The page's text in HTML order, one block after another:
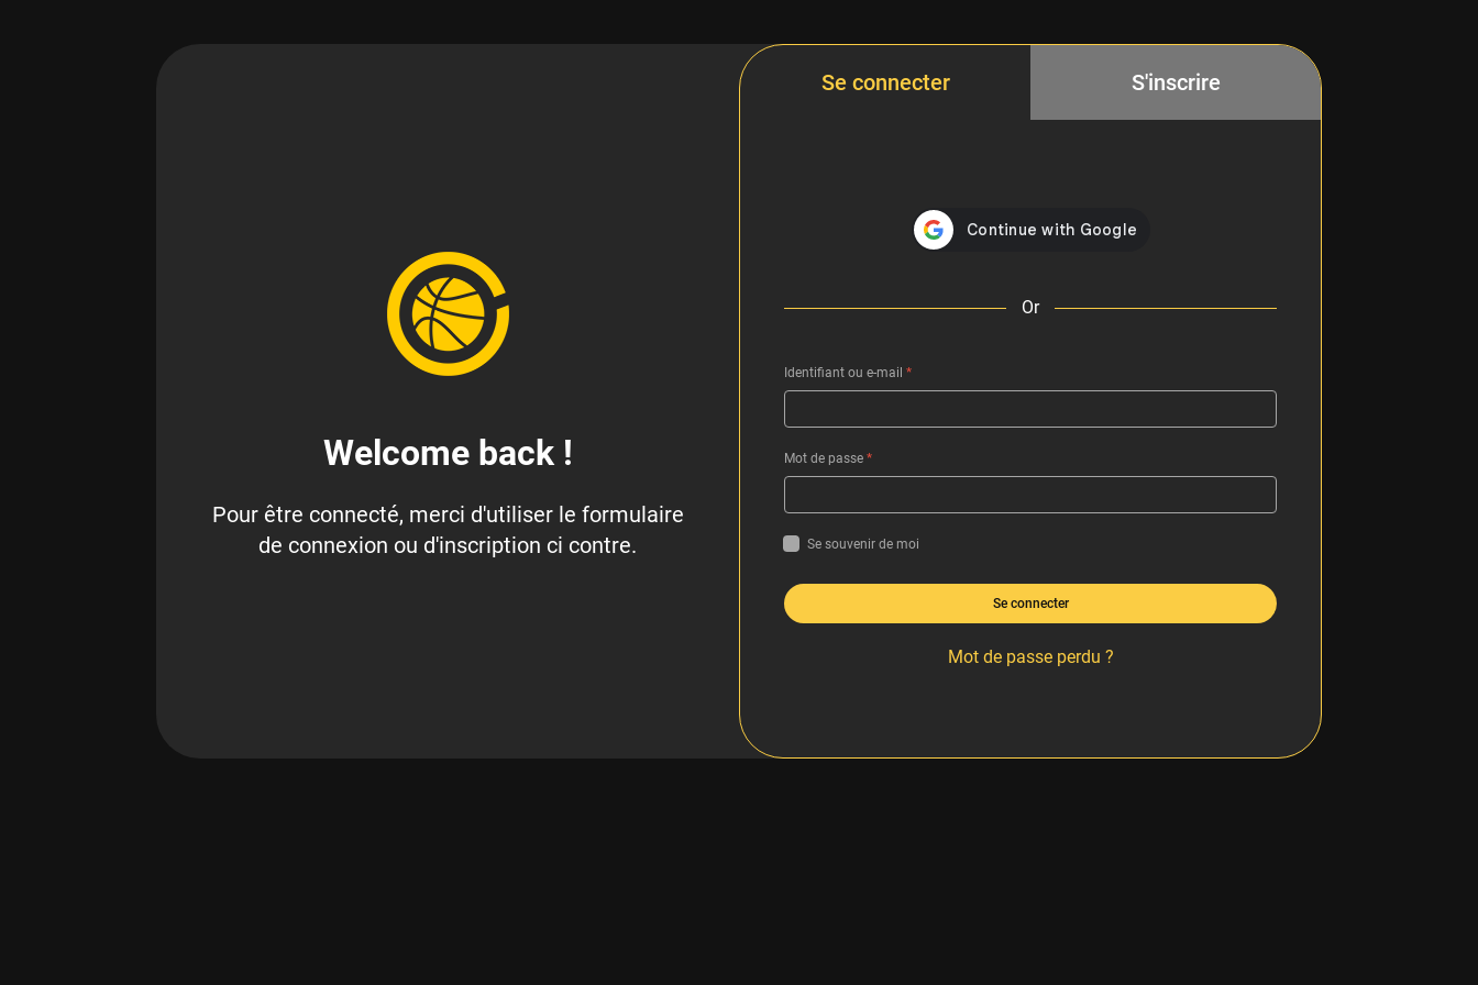
Welcome back !
Pour être connecté, merci d'utiliser le formulaire
de connexion ou d'inscription ci contre.
Se connecter S'inscrire
Or
Identifiant ou e-mail *
Mot de passe *
Se souvenir de moi
Se connecter
Mot de passe perdu ?